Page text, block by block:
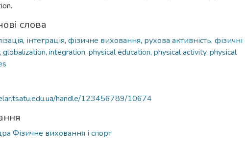
слова
, інтеграція, фізичне виховання, рухова активність, фізичні
, globalization, integration, physical education, physical activity, physical
handle/123456789/10674
Фізичне виховання і спорт